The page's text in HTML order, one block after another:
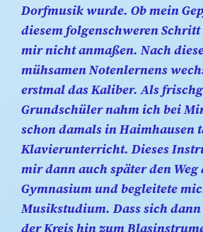
Dorfmusik wurde. Ob mein
diesem folgenschweren
mir nicht anmaßen. Nach
mühsamen Notenlernens
erstmal das Kaliber. Als
Grundschüler nahm ich bei
schon damals in Haimhausen
Klavierunterricht. Dieses
mir dann auch später den Weg
Gymnasium und begleitete
Musikstudium. Dass sich
der Kreis hin zum